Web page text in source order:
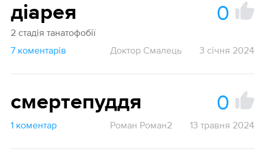
діарея 0
2 стадія танатофобії
7 коментарів
Доктор Смалець 3 січня 2024
смертепуддя 0
1 коментар Роман Роман2 13 травня 2024